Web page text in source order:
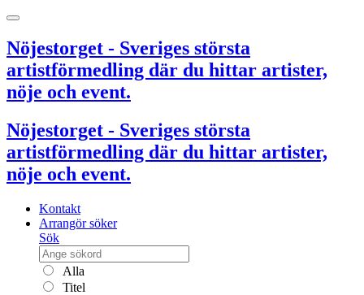
Nöjestorget - Sveriges största
artistförmedling där du hittar artister,
nöje och event.
Nöjestorget - Sveriges största
artistförmedling där du hittar artister,
nöje och event.
Kontakt
Arrangör söker
Sök
Alla
Titel